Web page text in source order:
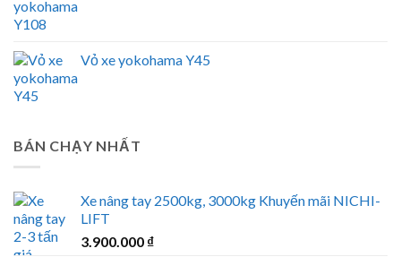
Vỏ xe yokohama Y45
BÁN CHẠY NHẤT
Xe nâng tay 2500kg, 3000kg Khuyến mãi NICHI-
LIFT
3.900.000 ₫